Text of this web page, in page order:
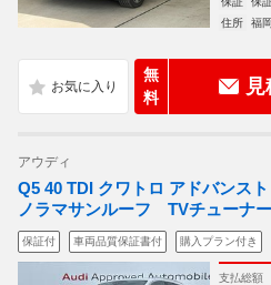
住所
福
無
料
アウディ
Q5 40 TDI クワトロ アドバンス
ノラマサンルーフ TVチューナー
保証付 車両品質保証書付 購入プラン付き
支払総額